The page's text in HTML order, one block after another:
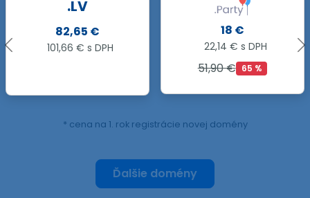
18 €
22,14 € s DPH
8,79 €
10,81 € s DPH
22,79 € 61 %
* cena na 1. rok registrácie novej domény
Ďalšie domény